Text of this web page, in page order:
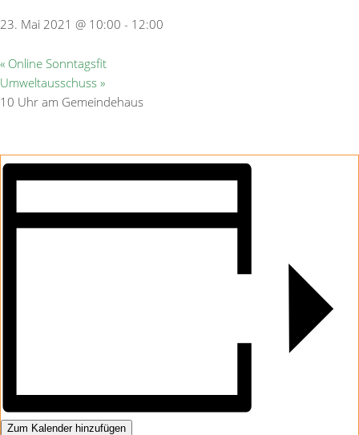
23. Mai 2021 @ 10:00 - 12:00
« Online Sonntagsfit
Umweltausschuss »
10 Uhr am Gemeindehaus
Zum Kalender hinzufügen